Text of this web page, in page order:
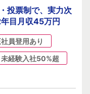
投票制で、実力次
目月収45万円
員登用あり
未経験入社50%超